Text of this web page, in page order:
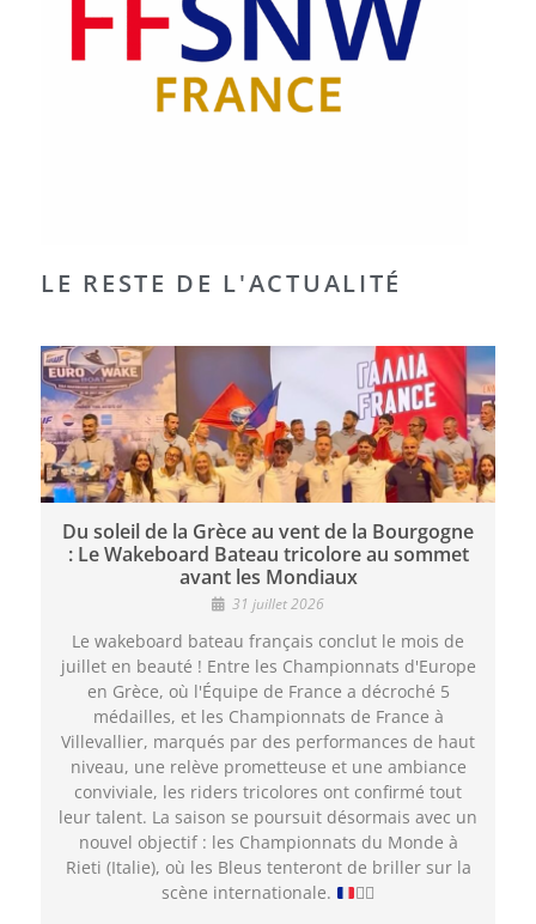
LE RESTE DE L'ACTUALITÉ
Du soleil de la Grèce au vent de la Bourgogne
: Le Wakeboard Bateau tricolore au sommet
avant les Mondiaux
31 juillet 2026
Le wakeboard bateau français conclut le mois de
juillet en beauté ! Entre les Championnats d'Europe
en Grèce, où l'Équipe de France a décroché 5
médailles, et les Championnats de France à
Villevallier, marqués par des performances de haut
niveau, une relève prometteuse et une ambiance
conviviale, les riders tricolores ont confirmé tout
leur talent. La saison se poursuit désormais avec un
nouvel objectif : les Championnats du Monde à
Rieti (Italie), où les Bleus tenteront de briller sur la
scène internationale.
🏄‍♂️